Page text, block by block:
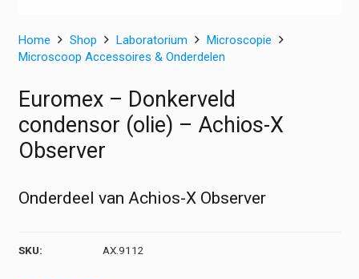
Home Shop Laboratorium
Microscopie
Microscoop Accessoires & Onderdelen
Euromex – Donkerveld
condensor (olie) – Achios-X
Observer
Onderdeel van Achios-X Observer
SKU: AX.9112